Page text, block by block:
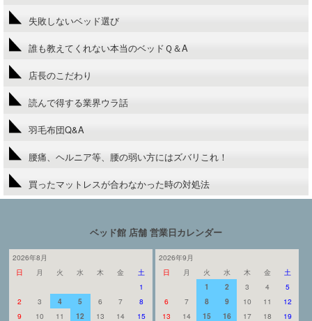
失敗しないベッド選び
誰も教えてくれない本当のベッドＱ＆A
店長のこだわり
読んで得する業界ウラ話
羽毛布団Q&A
腰痛、ヘルニア等、腰の弱い方にはズバリこれ！
買ったマットレスが合わなかった時の対処法
ベッド館 店舗 営業日カレンダー
2026年8月
日
月 火 水 木 金
土
1
2
3 4 5 6 7
8
9
10 11 12 13 14
15
2026年9月
日
月 火 水 木 金
土
1
2 3 4
5
6
7 8 9 10 11
12
13
14 15 16 17 18
19